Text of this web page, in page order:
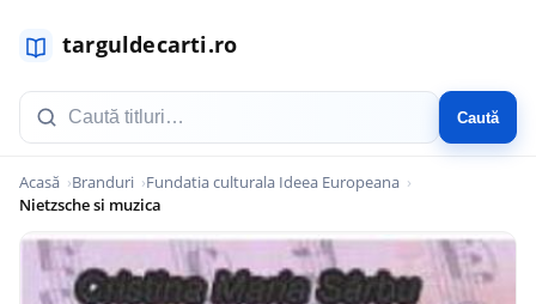
Caută
Acasă Branduri
Fundatia culturala Ideea Europeana
Nietzsche si muzica